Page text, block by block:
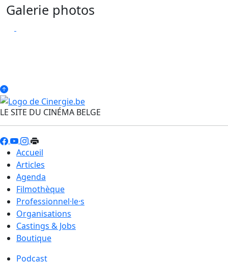
Galerie photos
LE SITE DU CINÉMA BELGE
Accueil
Articles
Agenda
Filmothèque
Professionnel·le·s
Organisations
Castings & Jobs
Boutique
Podcast